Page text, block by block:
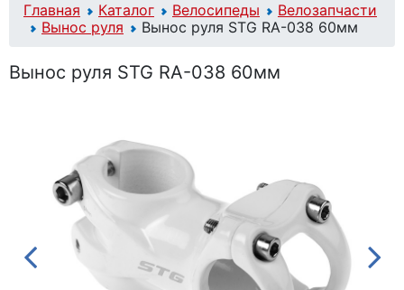
Главная Каталог Велосипеды
Велозапчасти
Вынос руля
Вынос руля STG RA-038 60мм
Вынос руля STG RA-038 60мм